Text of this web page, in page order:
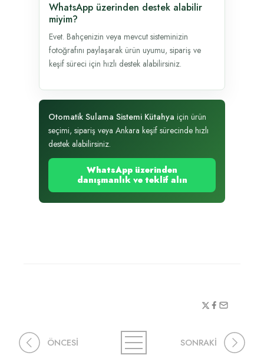
WhatsApp üzerinden destek alabilir
miyim?
Evet. Bahçenizin veya mevcut sisteminizin
fotoğrafını paylaşarak ürün uyumu, sipariş ve
keşif süreci için hızlı destek alabilirsiniz.
Otomatik Sulama Sistemi Kütahya için ürün
seçimi, sipariş veya Ankara keşif sürecinde hızlı
destek alabilirsiniz.
WhatsApp üzerinden
danışmanlık ve teklif alın
ÖNCESİ SONRAKİ